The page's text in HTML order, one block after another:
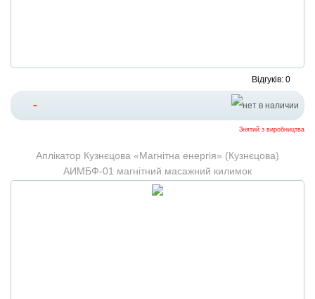
Відгуків: 0
-
Знятий з виробництва
Аплікатор Кузнєцова «Магнітна енергія» (Кузнєцова)
АИМБФ-01 магнітний масажний килимок